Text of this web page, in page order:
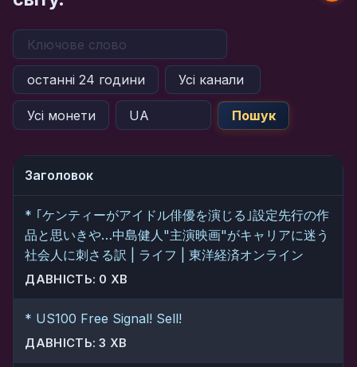
Пошук
Заголовок
* ｢ケンティーがアイドル俳優を演じる｣設定先行の作
品と思いきや…中島健人"主演映画"がキャリアに迷う
社会人に刺さる訳 | ライフ | 東洋経済オンライン
ДАВНІСТЬ: 0 ХВ
* US100 Free Signal! Sell!
ДАВНІСТЬ: 3 ХВ